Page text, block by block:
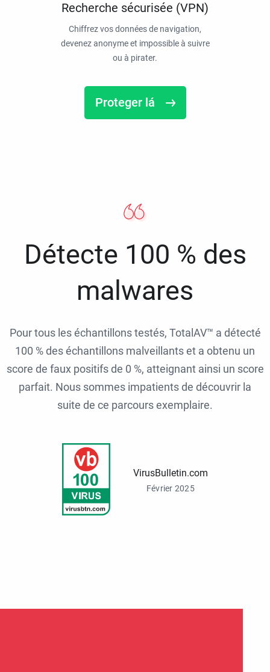
Recherche sécurisée (VPN)
Chiffrez vos données de navigation,
devenez anonyme et impossible à suivre
ou à pirater.
Proteger lá
Détecte 100 % des
malwares
Pour tous les échantillons testés, TotalAV™ a détecté
100 % des échantillons malveillants et a obtenu un
score de faux positifs de 0 %, atteignant ainsi un score
parfait. Nous sommes impatients de découvrir la
suite de ce parcours exemplaire.
VirusBulletin.com
Février 2025